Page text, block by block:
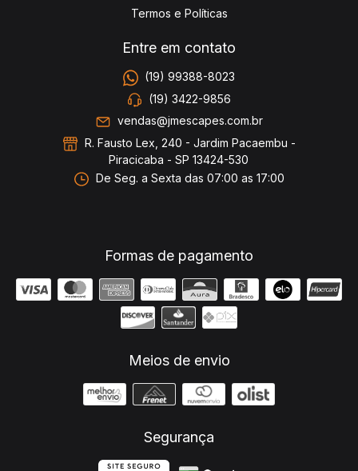
Termos e Políticas
Entre em contato
(19) 99388-8023
(19) 3422-9856
vendas@jmescapes.com.br
R. Fausto Lex, 240 - Jardim Pacaembu -
Piracicaba - SP 13424-530
De Seg. a Sexta das 07:00 as 17:00
Formas de pagamento
Meios de envio
Segurança